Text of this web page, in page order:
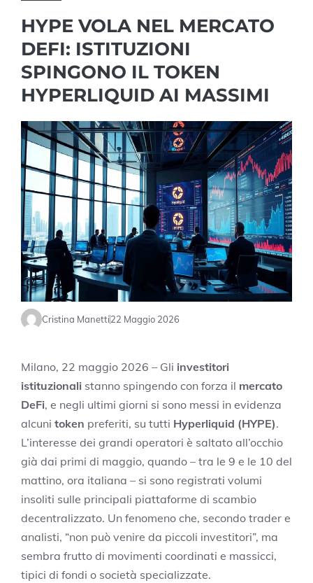
HYPE VOLA NEL MERCATO
DEFI: ISTITUZIONI
SPINGONO IL TOKEN
HYPERLIQUID AI MASSIMI
Cristina Manetti22 Maggio 2026
Milano, 22 maggio 2026 – Gli investitori
istituzionali stanno spingendo con forza il mercato
DeFi, e negli ultimi giorni si sono messi in evidenza
alcuni token preferiti, su tutti Hyperliquid (HYPE).
L’interesse dei grandi operatori è saltato all’occhio
già dai primi di maggio, quando – tra le 9 e le 10 del
mattino, ora italiana – si sono registrati volumi
insoliti sulle principali piattaforme di scambio
decentralizzato. Un fenomeno che, secondo trader e
analisti, “non può venire da piccoli investitori”, ma
sembra frutto di movimenti coordinati e massicci,
tipici di fondi o società specializzate.